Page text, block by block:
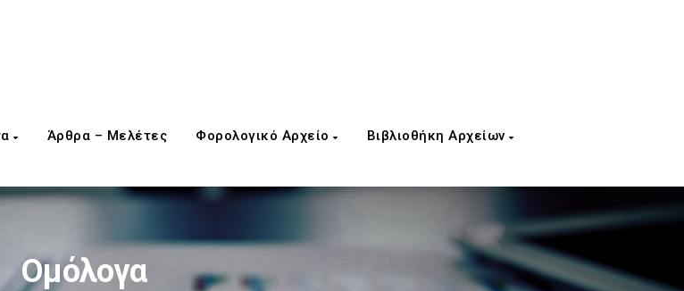
Άρθρα – Μελέτες Φορολογικό Αρχείο Βιβλιοθήκη Αρχείων
Ομόλογα